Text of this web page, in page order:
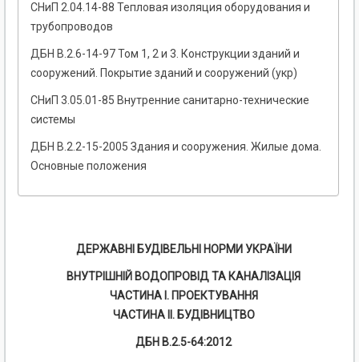
СНиП 2.04.14-88 Тепловая изоляция оборудования и
трубопроводов
ДБН В.2.6-14-97 Том 1, 2 и 3. Конструкции зданий и
сооружений. Покрытие зданий и сооружений (укр)
СНиП 3.05.01-85 Внутренние санитарно-технические
системы
ДБН В.2.2-15-2005 Здания и сооружения. Жилые дома.
Основные положения
ДЕРЖАВНІ БУДІВЕЛЬНІ НОРМИ УКРАЇНИ
ВНУТРІШНІЙ ВОДОПРОВІД ТА КАНАЛІЗАЦІЯ
ЧАСТИНА І. ПРОЕКТУВАННЯ
ЧАСТИНА II. БУДІВНИЦТВО
ДБН В.2.5-64:2012